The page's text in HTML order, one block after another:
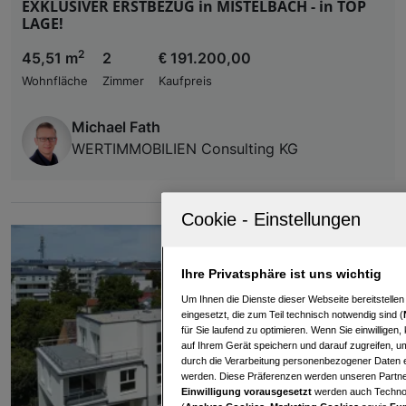
EXKLUSIVER ERSTBEZUG in MISTELBACH - in TOP
LAGE!
45,51 m2
Wohnfläche
2
Zimmer
€ 191.200,00
Kaufpreis
Michael Fath
WERTIMMOBILIEN Consulting KG
Ihre Privatsphäre ist uns wichtig
Um Ihnen die Dienste dieser Webseite
eingesetzt, die zum Teil technisch notwendig sind (
für Sie laufend zu optimieren. Wenn Sie
auf Ihrem Gerät speichern und darauf zugreifen,
durch die Verarbeitung personenbezogener
werden. Diese Präferenzen werden unseren
Einwilligung vorausgesetzt werden auch